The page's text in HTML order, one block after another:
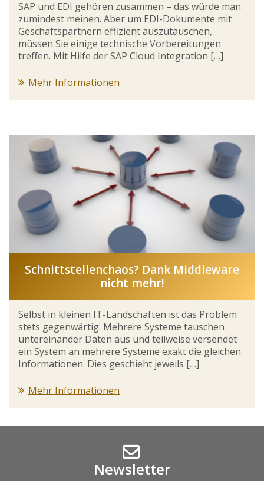
SAP und EDI gehören zusammen – das würde man
zumindest meinen. Aber um EDI-Dokumente mit
Geschäftspartnern effizient auszutauschen,
müssen Sie einige technische Vorbereitungen
treffen. Mit Hilfe der SAP Cloud Integration […]
Mehr Informationen
Schnittstellenchaos? Dank Middleware
nicht mehr!
Selbst in kleinen IT-Landschaften ist das Problem
stets gegenwärtig: Mehrere Systeme tauschen
untereinander Daten aus und teilweise versendet
ein System an mehrere Systeme exakt die gleichen
Informationen. Dies geschieht jeweils […]
Mehr Informationen
Newsletter